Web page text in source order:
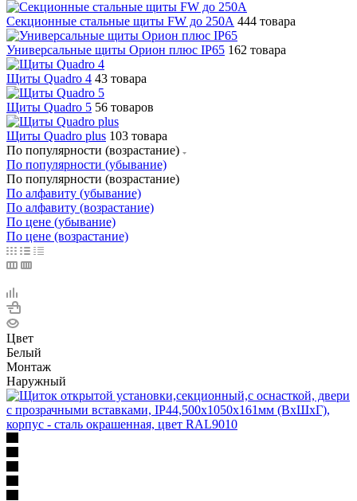
Секционные стальные щиты FW до 250А 444 товара
Универсальные щиты Орион плюс IP65 162 товара
Щиты Quadro 4 43 товара
Щиты Quadro 5 56 товаров
Щиты Quadro plus 103 товара
По популярности (возрастание)
По популярности (убывание)
По популярности (возрастание)
По алфавиту (убывание)
По алфавиту (возрастание)
По цене (убывание)
По цене (возрастание)
Цвет
Белый
Монтаж
Наружный